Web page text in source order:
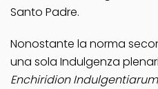
Santo Padre.
Nonostante la norma
una sola Indulgenza
Enchiridion Indulgentiarum